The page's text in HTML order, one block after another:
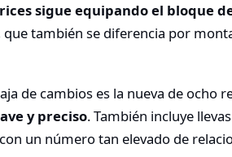
sigue equipando el bloque
que también se diferencia por
de cambios es la nueva de ocho
y preciso. También incluye
un número tan elevado de